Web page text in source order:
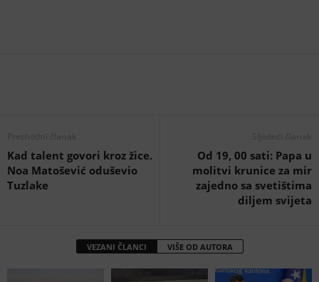
Kad talent govori kroz žice.
Noa Matošević oduševio
Tuzlake
Od 19, 00 sati: Papa u
molitvi krunice za mir
zajedno sa svetištima
diljem svijeta
VEZANI ČLANCI VIŠE OD AUTORA